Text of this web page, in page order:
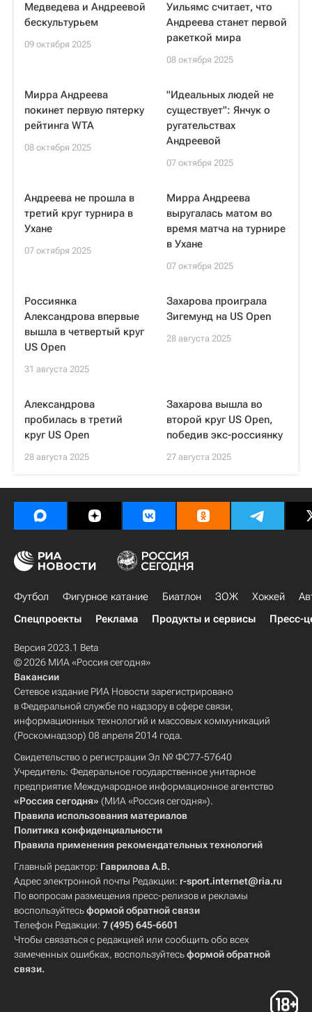
Медведева и Андреевой
бескультурьем
09 октября 2025
Уильямс считает, что
Андреева станет первой
ракеткой мира
08 октября 2025
Мирра Андреева
покинет первую пятерку
рейтинга WTA
08 октября 2025
"Идеальных людей не
существует": Янчук о
ругательствах
Андреевой
07 октября 2025
Андреева не прошла в
третий круг турнира в
Ухане
07 октября 2025
Мирра Андреева
выругалась матом во
время матча на турнире
в Ухане
07 октября 2025
Россиянка
Александрова впервые
вышла в четвертый круг
US Open
31 августа 2025
Захарова проиграла
Зигемунд на US Open
28 августа 2025
Александрова
пробилась в третий
круг US Open
28 августа 2025
Захарова вышла во
второй круг US Open,
победив экс-россиянку
27 августа 2025
Футбол Фигурное катание Биатлон ЗОЖ Хоккей
Спецпроекты
Реклама Продукты и сервисы Пресс-
Версия 2023.1 Beta
© 2026 МИА «Россия сегодня»
Вакансии
Сетевое издание РИА Новости зарегистрировано
в Федеральной службе по надзору в сфере связи,
информационных технологий и массовых коммуникаций
(Роскомнадзор) 08 апреля 2014 года.
Свидетельство о регистрации Эл № ФС77-57640
Учредитель: Федеральное государственное унитарное
предприятие Международное информационное агентство
«Россия сегодня» (МИА «Россия сегодня»).
Правила использования материалов
Политика конфиденциальности
Правила применения рекомендательных технологий
Главный редактор: Гаврилова А.В.
Адрес электронной почты Редакции: r-sport.internet@ria.ru
По вопросам размещения пресс-релизов и рекламы
воспользуйтесьформой обратной связи
Телефон Редакции: 7 (495) 645-6601
Чтобы связаться с редакцией или сообщить обо всех
замеченных ошибках, воспользуйтесьформой обратной
связи.